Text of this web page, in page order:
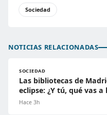
Sociedad
NOTICIAS RELACIONADAS
SOCIEDAD
Las bibliotecas de
eclipse: ¿Y tú, qué vas a
Hace 3h